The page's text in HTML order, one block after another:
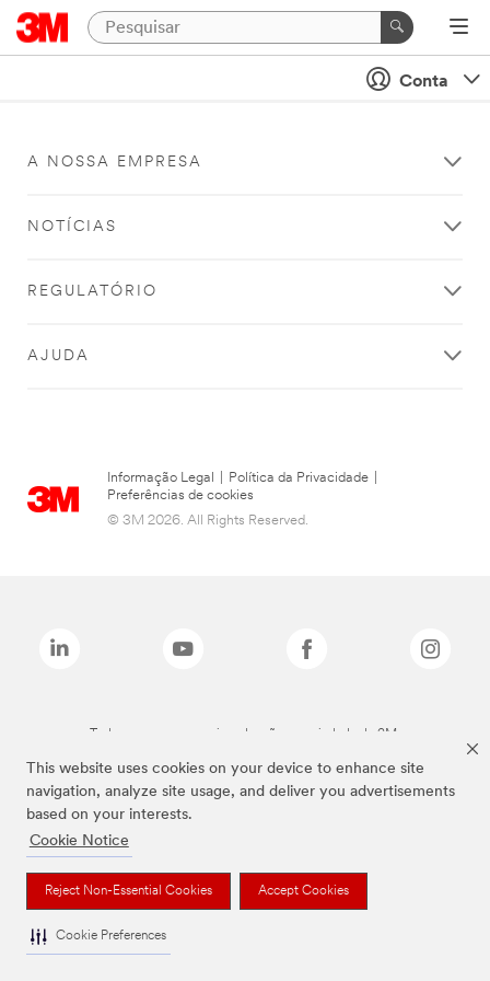
This website uses cookies on your device to enhance site
navigation, analyze site usage, and deliver you advertisements
based on your interests.
Cookie Notice
Reject Non-Essential Cookies Accept Cookies
Cookie Preferences
Conta
A NOSSA EMPRESA
NOTÍCIAS
REGULATÓRIO
AJUDA
Informação Legal Política da Privacidade
Preferências de cookies
© 3M 2026. All Rights Reserved.
Todas as marcas mencionadas são propriedade da 3M.